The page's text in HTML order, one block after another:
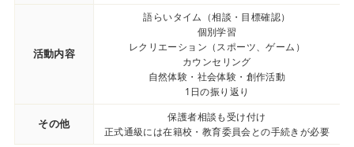
活動内容
語らいタイム（相談・目標確認）
個別学習
レクリエーション（スポーツ、ゲーム）
カウンセリング
自然体験・社会体験・創作活動
1日の振り返り
その他
保護者相談も受け付け
正式通級には在籍校・教育委員会との手続きが必要